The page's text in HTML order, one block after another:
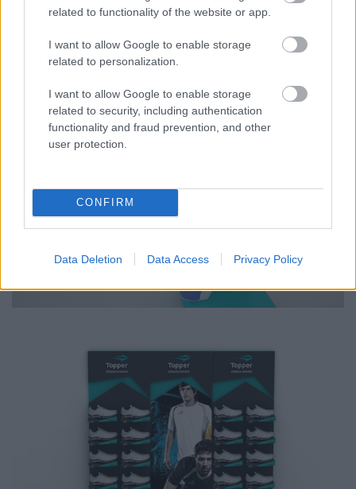
related to functionality of the website or app.
I want to allow Google to enable storage
related to personalization.
I want to allow Google to enable storage
related to security, including authentication
functionality and fraud prevention, and other
user protection.
CONFIRM
Data Deletion Data Access Privacy Policy